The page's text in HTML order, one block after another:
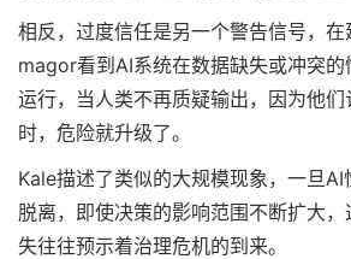
相反，过度信任是另一个警告信号，
magor看到AI系统在数据缺失或冲突
运行，当人类不再质疑输出，因为他
时，危险就升级了。
Kale描述了类似的大规模现象，一旦
脱离，即使决策的影响范围不断扩大
失往往预示着治理危机的到来。